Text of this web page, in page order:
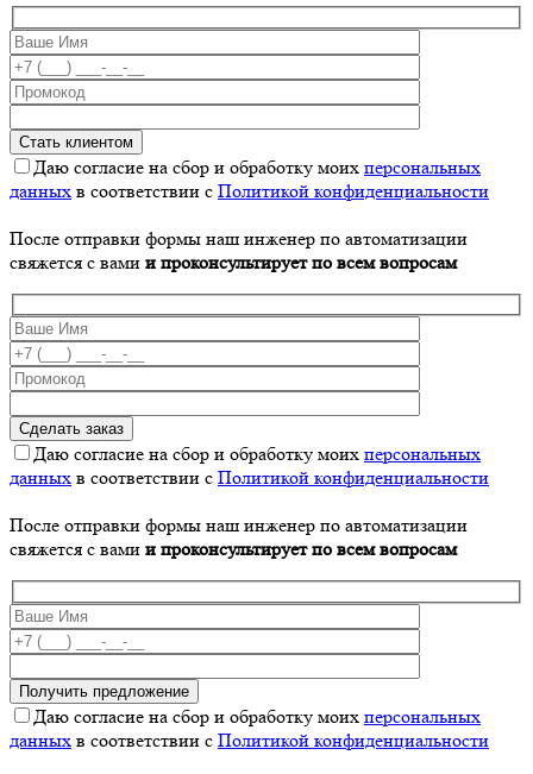
Даю согласие на сбор и обработку моих персональных
данных в соответствии с Политикой конфиденциальности
После отправки формы наш инженер по автоматизации
свяжется с вами и проконсультирует по всем вопросам
Даю согласие на сбор и обработку моих персональных
данных в соответствии с Политикой конфиденциальности
После отправки формы наш инженер по автоматизации
свяжется с вами и проконсультирует по всем вопросам
Даю согласие на сбор и обработку моих персональных
данных в соответствии с Политикой конфиденциальности